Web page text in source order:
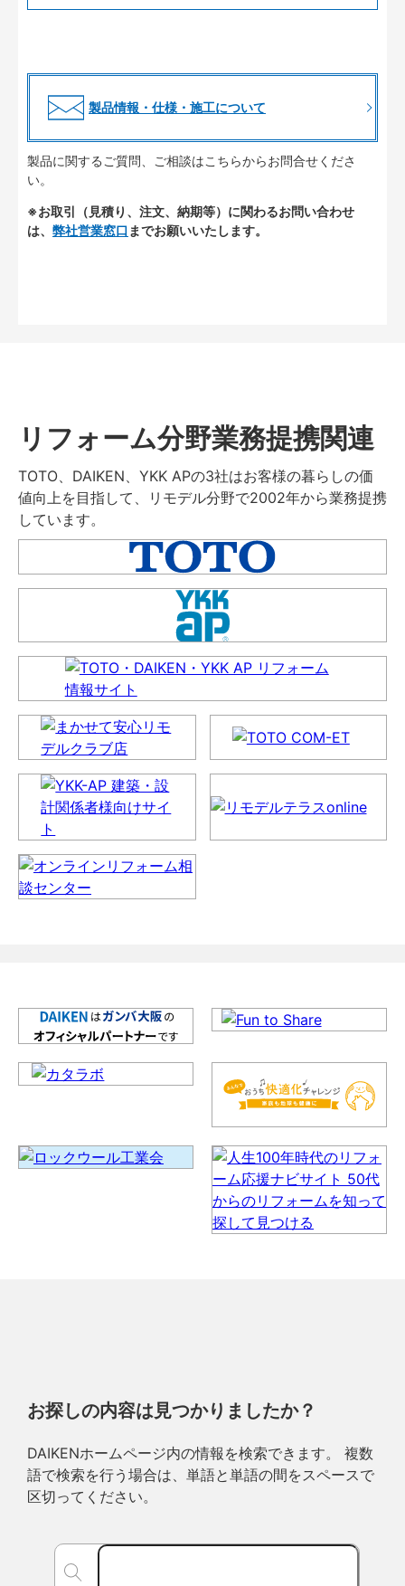
製品情報・仕様・施工について
製品に関するご質問、ご相談はこちらからお問合せくださ
い。
※お取引（見積り、注文、納期等）に関わるお問い合わせ
は、 弊社営業窓口 までお願いいたします。
リフォーム分野業務提携関連
TOTO、DAIKEN、YKK APの3社はお客様の暮らしの価
値向上を目指して、リモデル分野で2002年から業務提携
しています。
お探しの内容は見つかりましたか？
DAIKENホームページ内の情報を検索できます。 複数
語で検索を行う場合は、単語と単語の間をスペースで
区切ってください。